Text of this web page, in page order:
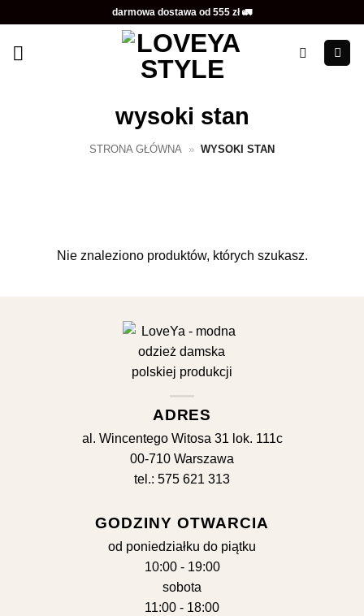
zawartości
darmowa dostawa od 555 zł 🚛
wysoki stan
STRONA GŁÓWNA » WYSOKI STAN
Nie znaleziono produktów, których szukasz.
ADRES
al. Wincentego Witosa 31 lok. 111c
00-710 Warszawa
tel.: 575 621 313
GODZINY OTWARCIA
od poniedziałku do piątku
10:00 - 19:00
sobota
11:00 - 18:00